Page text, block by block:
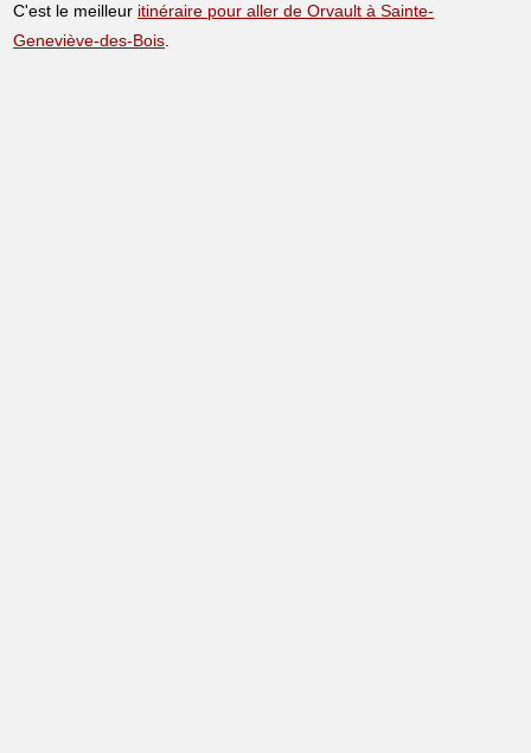
C'est le meilleur itinéraire pour aller de Orvault à Sainte-
Geneviève-des-Bois.